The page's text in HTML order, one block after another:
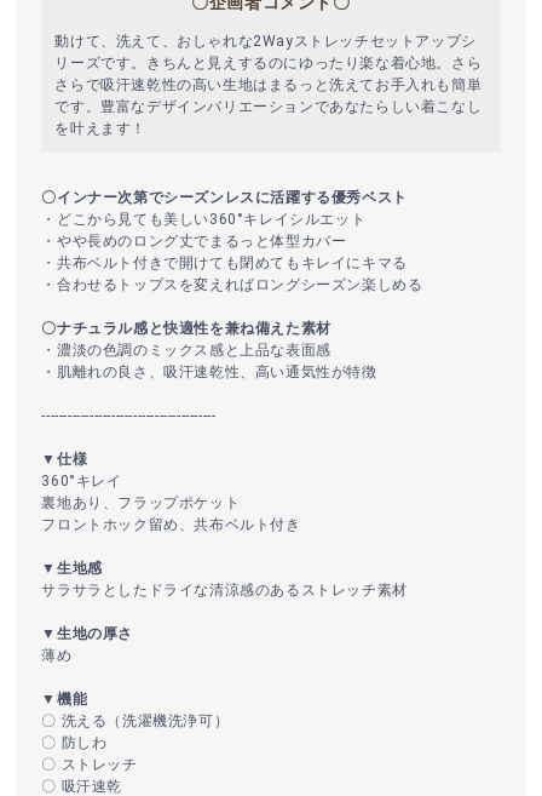
動けて、洗えて、おしゃれな2Wayストレッチセットアップシ
リーズです。きちんと見えするのにゆったり楽な着心地。さら
さらで吸汗速乾性の高い生地はまるっと洗えてお手入れも簡単
です。豊富なデザインバリエーションであなたらしい着こなし
を叶えます！
〇インナー次第でシーズンレスに活躍する優秀ベスト
・どこから見ても美しい360°キレイシルエット
・やや長めのロング丈でまるっと体型カバー
・共布ベルト付きで開けても閉めてもキレイにキマる
・合わせるトップスを変えればロングシーズン楽しめる
〇ナチュラル感と快適性を兼ね備えた素材
・濃淡の色調のミックス感と上品な表面感
・肌離れの良さ、吸汗速乾性、高い通気性が特徴
----------------------------------------
▼仕様
360°キレイ
裏地あり、フラップポケット
フロントホック留め、共布ベルト付き
▼生地感
サラサラとしたドライな清涼感のあるストレッチ素材
▼生地の厚さ
薄め
▼機能
〇 洗える（洗濯機洗浄可）
〇 防しわ
〇 ストレッチ
〇 吸汗速乾